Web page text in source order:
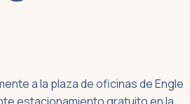
a la plaza de oficinas de Engle